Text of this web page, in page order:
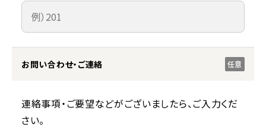
お問い合わせ・ご連絡 任意
連絡事項・ご要望などがございましたら、ご入力くだ
さい。